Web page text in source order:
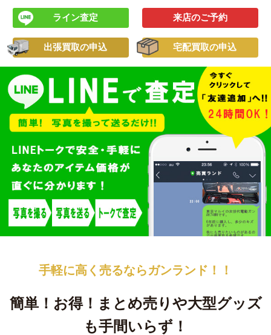
ライン査定 来店のご予約
出張買取の申込 宅配買取の申込
手軽に高く売るならガンランド！！
簡単！お得！ まとめ売りや大型グッズ
も手間いらず！